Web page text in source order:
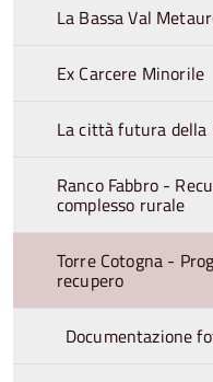
La Bassa Val
Ex Carcere Minorile
La città futura della
Ranco Fabbro -
complesso rurale
Torre Cotogna -
recupero
Documentazione